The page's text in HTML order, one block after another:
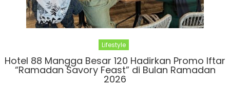
Lifestyle
Hotel 88 Mangga Besar 120 Hadirkan Promo Iftar
“Ramadan Savory Feast” di Bulan Ramadan
2026